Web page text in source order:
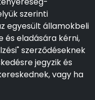
szerinti
egyesült államokbeli
eladására kérni,
szerződéseknek
jegyzik és
vagy ha